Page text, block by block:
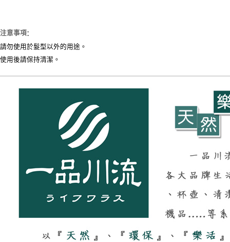
注意事項:
請勿使用於髮型以外的用途。
使用後請保持清潔。